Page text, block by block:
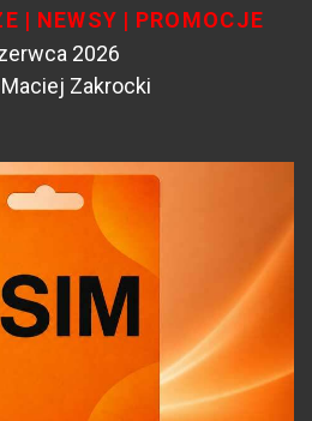
| NEWSY | PROMOCJE
2026
Maciej Zakrocki